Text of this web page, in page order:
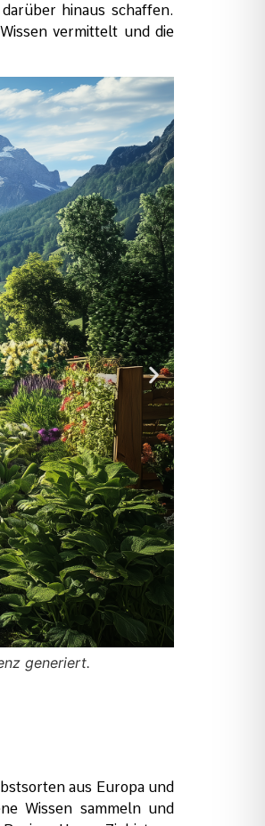
hinaus schaffen.
vermittelt und die
generiert.
aus Europa und
Wissen sammeln und